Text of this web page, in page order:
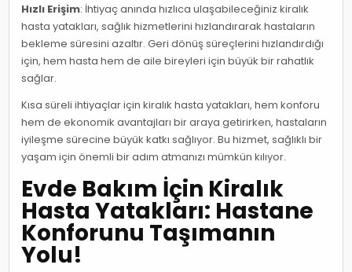
Hızlı Erişim: İhtiyaç anında hızlıca ulaşabileceğiniz kiralık
hasta yatakları, sağlık hizmetlerini hızlandırarak hastaların
bekleme süresini azaltır. Geri dönüş süreçlerini hızlandırdığı
için, hem hasta hem de aile bireyleri için büyük bir rahatlık
sağlar.
Kısa süreli ihtiyaçlar için kiralık hasta yatakları, hem konforu
hem de ekonomik avantajları bir araya getirirken, hastaların
iyileşme sürecine büyük katkı sağlıyor. Bu hizmet, sağlıklı bir
yaşam için önemli bir adım atmanızı mümkün kılıyor.
Evde Bakım İçin Kiralık
Hasta Yatakları: Hastane
Konforunu Taşımanın
Yolu!